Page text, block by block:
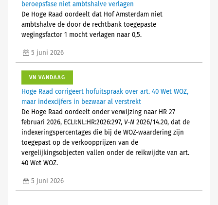
beroepsfase niet ambtshalve verlagen
De Hoge Raad oordeelt dat Hof Amsterdam niet
ambtshalve de door de rechtbank toegepaste
wegingsfactor 1 mocht verlagen naar 0,5.
5 juni 2026
VN VANDAAG
Hoge Raad corrigeert hofuitspraak over art. 40 Wet WOZ,
maar indexcijfers in bezwaar al verstrekt
De Hoge Raad oordeelt onder verwijzing naar HR 27
februari 2026, ECLI:NL:HR:2026:297, V-N 2026/14.20, dat de
indexeringspercentages die bij de WOZ-waardering zijn
toegepast op de verkoopprijzen van de
vergelijkingsobjecten vallen onder de reikwijdte van art.
40 Wet WOZ.
5 juni 2026